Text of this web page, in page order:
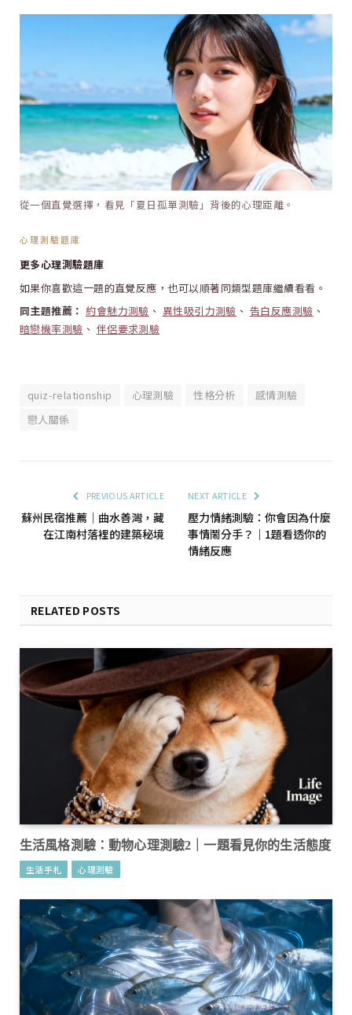
分享 FACEBOOK
從一個直覺選擇，看見「夏日孤單測驗」背後的心理距離。
心理測驗題庫
更多心理測驗題庫
如果你喜歡這一題的直覺反應，也可以順著同類型題庫繼續看看。
同主題推薦： 約會魅力測驗 、 異性吸引力測驗 、 告白反應測驗 、
暗戀機率測驗 、 伴侶要求測驗
quiz-relationship 心理測驗 性格分析
感情測驗
戀人關係
PREVIOUS ARTICLE
蘇州民宿推薦｜曲水善灣，藏
在江南村落裡的建築秘境
NEXT ARTICLE
壓力情緒測驗：你會因為什麼
事情鬧分手？｜1題看透你的
情緒反應
RELATED POSTS
生活風格測驗：動物心理測驗2｜一題看見你的生活態度
生活手札 心理測驗